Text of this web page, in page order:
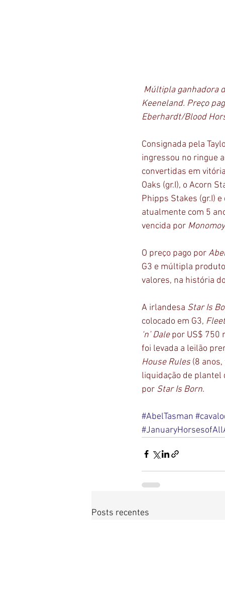
Múltipla ganhadora
Keeneland. Preço
Eberhardt/Blood
Consignada pela
ingressou no ringue
convertidas em
Oaks (gr.I), o Acorn
Phipps Stakes (gr.I)
atualmente com 5
vencida por
O preço pago por
G3 e múltipla
valores, na história
A irlandesa Star Is
colocado em G3,
‘n’ Dale por US$ 750
foi levada a leilão
House Rules (8
liquidação de plantel
por Star Is Born.
#AbelTasman
Posts recentes